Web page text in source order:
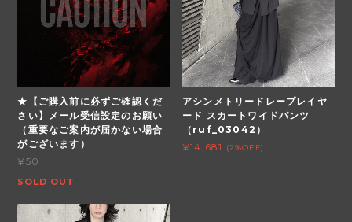
★【ご購入前に必ずご確認くだ
さい】メール受信設定のお願い
（重要なご案内が届かない場合
がございます）
¥50
SOLD OUT
アシンメトリードレープレイヤ
ード スカートワイドパンツ
（ruf_03042）
¥14,681
(2%OFF)